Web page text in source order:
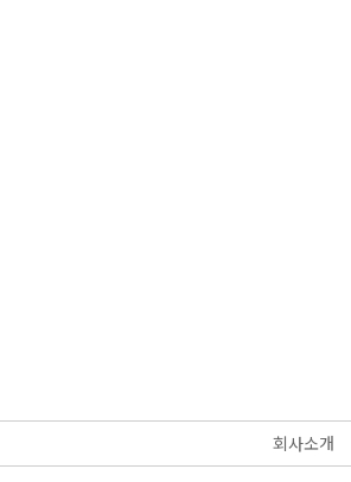
회사소개